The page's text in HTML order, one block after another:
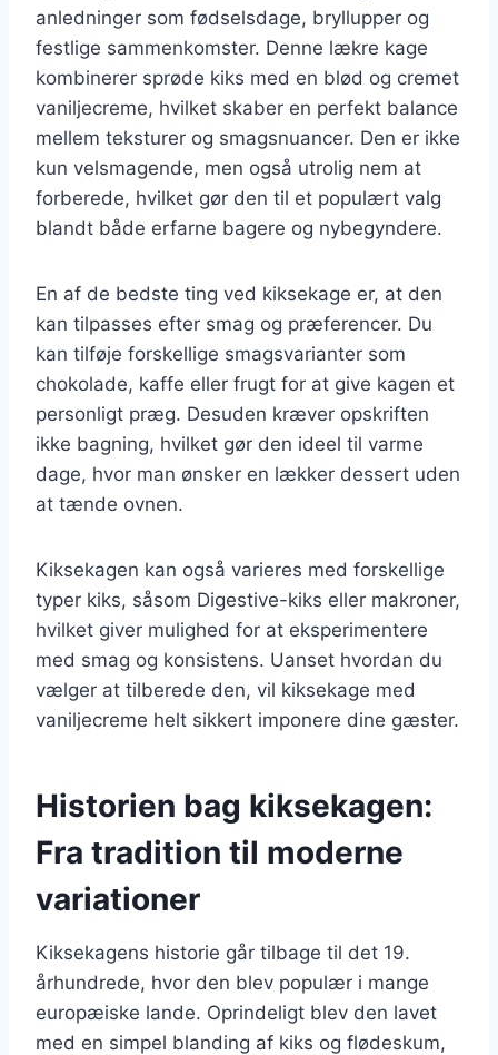
anledninger som fødselsdage, bryllupper og
festlige sammenkomster. Denne lækre kage
kombinerer sprøde kiks med en blød og cremet
vaniljecreme, hvilket skaber en perfekt balance
mellem teksturer og smagsnuancer. Den er ikke
kun velsmagende, men også utrolig nem at
forberede, hvilket gør den til et populært valg
blandt både erfarne bagere og nybegyndere.
En af de bedste ting ved kiksekage er, at den
kan tilpasses efter smag og præferencer. Du
kan tilføje forskellige smagsvarianter som
chokolade, kaffe eller frugt for at give kagen et
personligt præg. Desuden kræver opskriften
ikke bagning, hvilket gør den ideel til varme
dage, hvor man ønsker en lækker dessert uden
at tænde ovnen.
Kiksekagen kan også varieres med forskellige
typer kiks, såsom Digestive-kiks eller makroner,
hvilket giver mulighed for at eksperimentere
med smag og konsistens. Uanset hvordan du
vælger at tilberede den, vil kiksekage med
vaniljecreme helt sikkert imponere dine gæster.
Historien bag kiksekagen:
Fra tradition til moderne
variationer
Kiksekagens historie går tilbage til det 19.
århundrede, hvor den blev populær i mange
europæiske lande. Oprindeligt blev den lavet
med en simpel blanding af kiks og flødeskum,